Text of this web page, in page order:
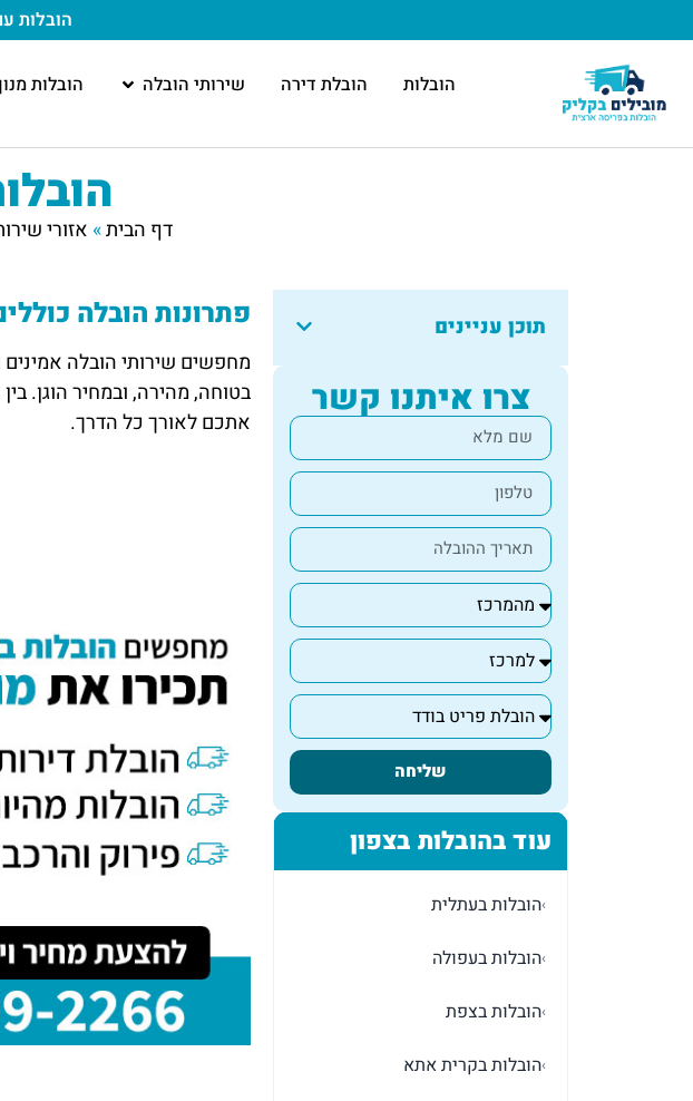
הובלות
הובלות הובלת דירה שירותי הובלה הובלות
דף הבית» אזורי
תוכן עניינים
צרו איתנו קשר
שליחה
עוד בהובלות בצפון
›הובלות בעתלית
›הובלות בעפולה
›הובלות בצפת
›הובלות בקרית אתא
פתרונות הובלה
מחפשים שירותי הובלה
בטוחה, מהירה, ובמחיר הוגן.
אתכם לאורך כל הדרך.